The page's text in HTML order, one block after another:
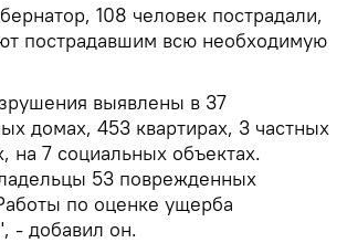
108 человек пострадали,
пострадавшим всю необходимую
выявлены в 37
домах, 453 квартирах, 3 частных
на 7 социальных объектах.
53 поврежденных
по оценке ущерба
- добавил он.